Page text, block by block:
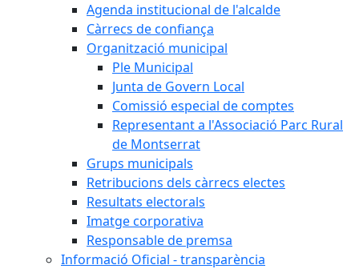
Agenda institucional de l'alcalde
Càrrecs de confiança
Organització municipal
Ple Municipal
Junta de Govern Local
Comissió especial de comptes
Representant a l'Associació Parc Rural
de Montserrat
Grups municipals
Retribucions dels càrrecs electes
Resultats electorals
Imatge corporativa
Responsable de premsa
Informació Oficial - transparència